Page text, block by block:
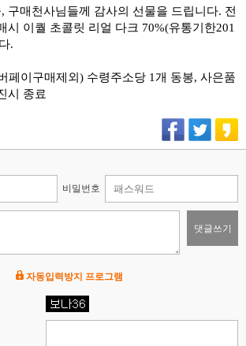
구매천사님들께 감사의 선물을 드립니다. 전
시 이퀄 초콜릿 리얼 다크 70%(유통기한201
.
페이구매제외) 수령주소당 1개 동봉, 사은품
시 종료
비밀번호
댓글쓰기
자동입력방지 프로그램